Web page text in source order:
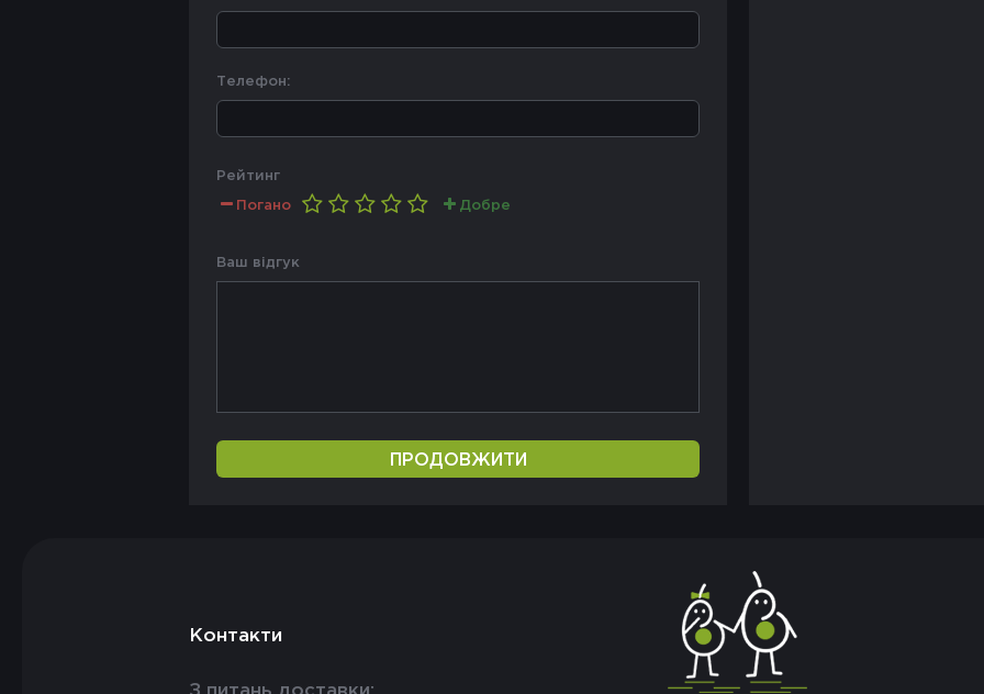
Телефон:
Рейтинг
Погано Добре
Ваш відгук
ПРОДОВЖИТИ
Контакти